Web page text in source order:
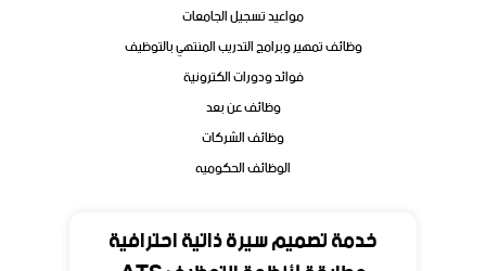
خدمة تصميم سيرة ذاتية احترافية
مواعيد تسجيل الجامعات
وظائف تمهير وبرامج التدريب المنتهي بالتوظيف
فوائد ودورات الكترونية
وظائف عن بعد
وظائف الشركات
الوظائف الحكوميه